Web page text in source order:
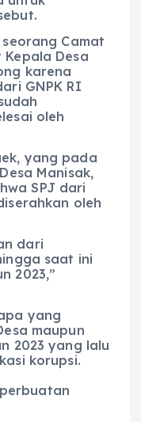
Camat
Desa
karena
GNPK RI
oleh
yang pada
Manisak,
SPJ dari
oleh
dari
saat ini
2023,”
yang
maupun
2023 yang lalu
korupsi.